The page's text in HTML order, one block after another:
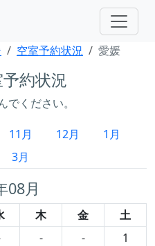
空室予約状況 愛媛
約状況
ください。
11月 12月
1月
3月
08月
木 金
土
- -
1